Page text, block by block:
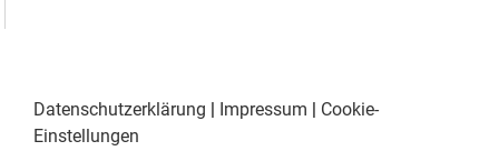
Datenschutzerklärung Impressum
Cookie-
Einstellungen